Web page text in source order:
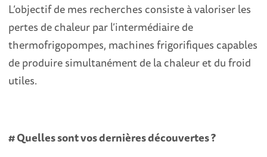
L’objectif de mes recherches consiste à valoriser les
pertes de chaleur par l’intermédiaire de
thermofrigopompes, machines frigorifiques capables
de produire simultanément de la chaleur et du froid
utiles.
# Quelles sont vos dernières découvertes ?